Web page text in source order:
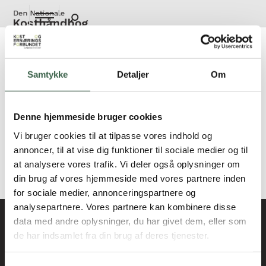
Samtykke Detaljer Om
Denne hjemmeside bruger cookies
Vi bruger cookies til at tilpasse vores indhold og
annoncer, til at vise dig funktioner til sociale medier og til
at analysere vores trafik. Vi deler også oplysninger om
din brug af vores hjemmeside med vores partnere inden
for sociale medier, annonceringspartnere og
analysepartnere. Vores partnere kan kombinere disse
data med andre oplysninger, du har givet dem, eller som
de har indsamlet fra din brug af deres tjenester.
hovedindhold
Voksne vegetarer, med normalvægt og
uden ernæringsmæssige risikofaktorer
Raske, som spiser æg og mælkeprodukter, men udelukker
Normalkost.
Raske, som udelukker alle animalske produkter, anbefales
Veganer Normalkost.
Er fagligt opdateret i 2018
Kontakt
kosthaandbogen@kost.dk